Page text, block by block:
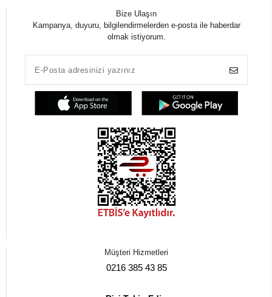
Bize Ulaşın
Kampanya, duyuru, bilgilendirmelerden e-posta ile haberdar
olmak istiyorum.
Müşteri Hizmetleri
0216 385 43 85